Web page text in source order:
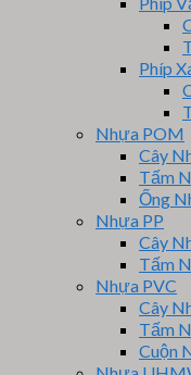
Phíp
Nhựa POM
Cây
Tấm
Ống
Nhựa PP
Cây
Tấm
Nhựa PVC
Cây
Tấm
Cuộn